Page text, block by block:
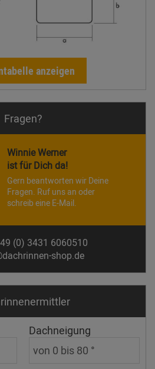
anzeigen
Fragen?
Winnie Werner
ist für Dich da!
Gern beantworten wir Deine
Fragen. Ruf uns an oder
schreib eine E-Mail.
(0) 3431 6060510
shop.de
Dachneigung